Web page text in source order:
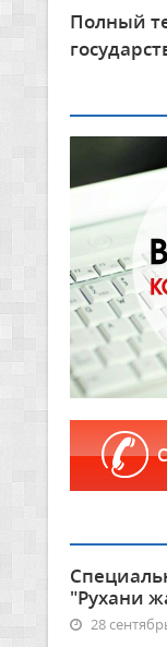
Полный
"Рухани
28